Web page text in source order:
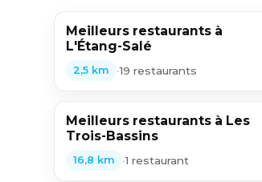
Meilleurs restaurants à
L'Étang-Salé
2,5 km •19 restaurants
Meilleurs restaurants à Les
Trois-Bassins
16,8 km •1 restaurant